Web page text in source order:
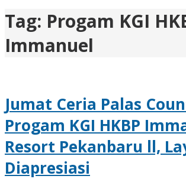
Tag: Progam KGI
Immanuel
Jumat Ceria Palas
Progam KGI HKBP
Resort Pekanbaru ll,
Diapresiasi